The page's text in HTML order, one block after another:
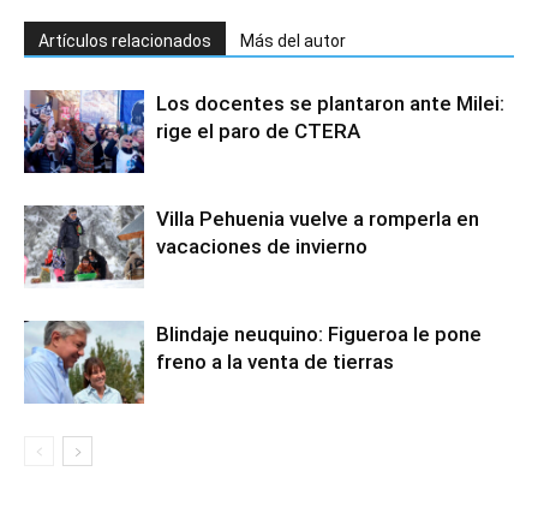
Artículos relacionados Más del autor
Los docentes se plantaron ante Milei:
rige el paro de CTERA
Villa Pehuenia vuelve a romperla en
vacaciones de invierno
Blindaje neuquino: Figueroa le pone
freno a la venta de tierras